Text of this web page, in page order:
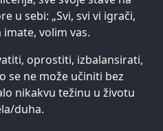
u sebi: „Svi, svi vi igrači,
volim vas.
oprostiti, izbalansirati,
se ne može učiniti bez
nikakvu težinu u životu
duha.